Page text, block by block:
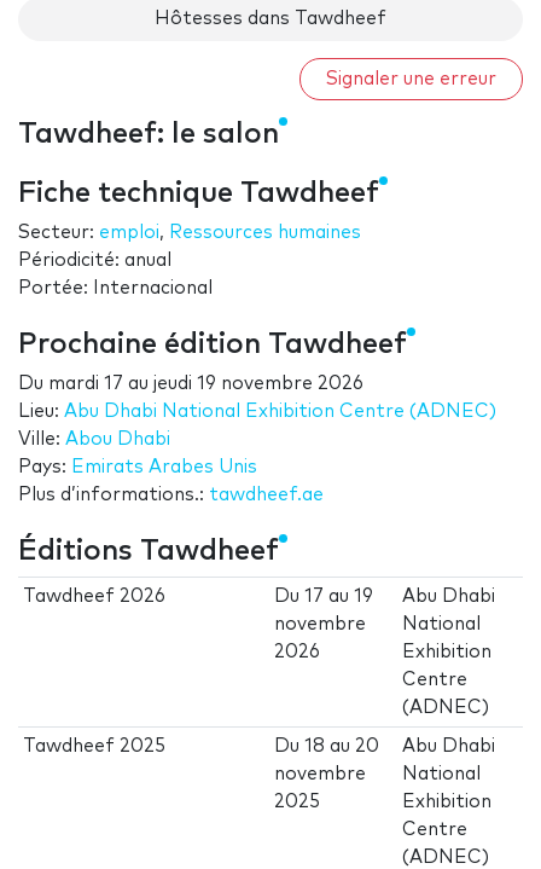
Hôtesses dans Tawdheef
Signaler une erreur
Tawdheef: le salon
Fiche technique Tawdheef
Secteur: emploi, Ressources humaines
Périodicité: anual
Portée: Internacional
Prochaine édition Tawdheef
Du mardi 17 au jeudi 19 novembre 2026
Lieu: Abu Dhabi National Exhibition Centre (ADNEC)
Ville: Abou Dhabi
Pays: Emirats Arabes Unis
Plus d’informations.: tawdheef.ae
Éditions Tawdheef
Tawdheef 2026 Du17 au19
novembre
2026
Abu Dhabi
National
Exhibition
Centre
(ADNEC)
Tawdheef 2025 Du18 au 20
novembre
2025
Abu Dhabi
National
Exhibition
Centre
(ADNEC)